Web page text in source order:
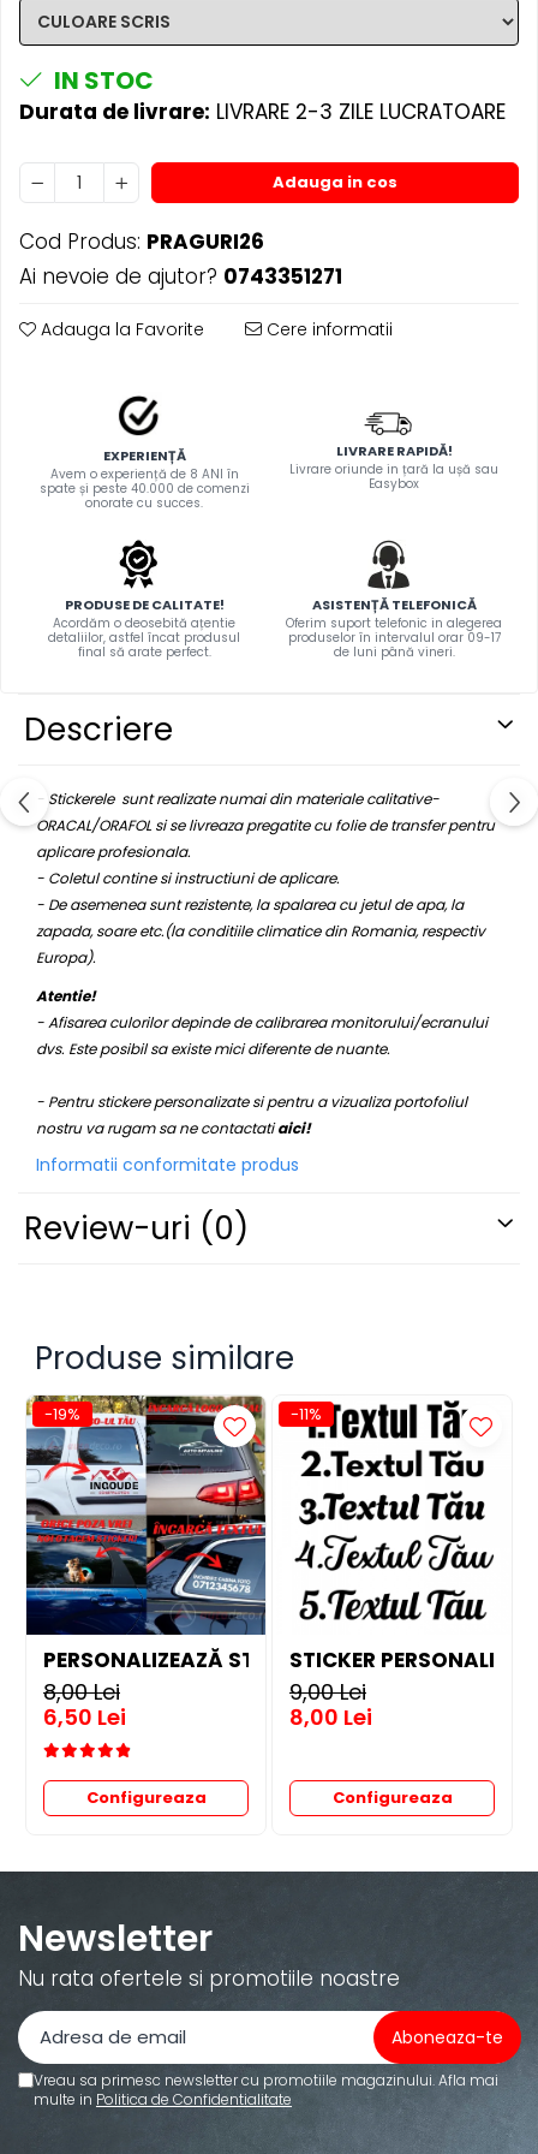
DAF
MERCEDES CAMIOANE
RENAULT CAMIOANE
VOLVO CAMIOANE
4X4/OFF ROAD STICKER
BABY ON BOARD
LOW STICKERS
PAUL WALKER STICKER
PRODUSE IN TRENDING
STICKERE CRĂCIUN
STICKERE GEAM MIC
STICKERE JDM
STICKERE PENTRU CAPOTA
STICKERE PENTRU LATERALE
STICKERE PERSONALIZATE
STICKERE PRAGURI
STICKERE PRINTATE
VANATOARE - PESCUIT
TRICOURI PESCUIT/VANATOARE
IN STOC
Durata de livrare: LIVRARE 2-3 ZILE LUCRATOARE
Adauga in cos
Cod Produs: PRAGURI26
Ai nevoie de ajutor? 0743351271
Adauga la Favorite Cere informatii
EXPERIENȚĂ
Avem o experiență de 8 ANI în
spate și peste 40.000 de comenzi
onorate cu succes.
LIVRARE RAPIDĂ!
Livrare oriunde in țară la ușă sau
Easybox
PRODUSE DE CALITATE!
Acordăm o deosebită ațentie
detaliilor, astfel încat produsul
final să arate perfect.
ASISTENȚĂ TELEFONICĂ
Oferim suport telefonic in alegerea
produselor în intervalul orar 09-17
de luni până vineri.
Descriere
- Stickerele sunt realizate numai din materiale calitative-
ORACAL/ORAFOL si se livreaza pregatite cu folie de transfer pentru
aplicare profesionala.
- Coletul contine si instructiuni de aplicare.
- De asemenea sunt rezistente, la spalarea cu jetul de apa, la
zapada, soare etc.(la conditiile climatice din Romania, respectiv
Europa).
Atentie!
- Afisarea culorilor depinde de calibrarea monitorului/ecranului
dvs. Este posibil sa existe mici diferente de nuante.
- Pentru stickere personalizate si pentru a vizualiza portofoliul
nostru va rugam sa ne contactatiaici!
Informatii conformitate produs
Review-uri (0)
Produse similare
-19%
PERSONALIZEAZĂ STICKER
8,00 Lei
6,50 Lei
Configureaza
-11%
STICKER
9,00 Lei
8,00 Lei
Configureaza
Newsletter
Nu rata ofertele si promotiile noastre
Vreau sa primesc newsletter cu promotiile magazinului. Afla mai
multe in Politica de Confidentialitate